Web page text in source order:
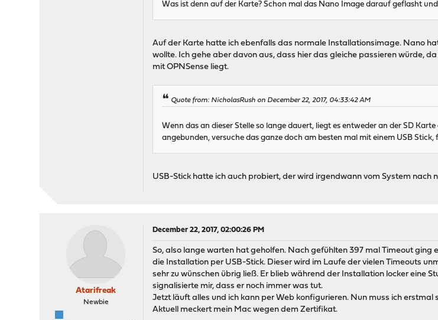
Was ist denn auf der Karte? Schon mal das Nano Image darauf geflasht
Auf der Karte hatte ich ebenfalls das normale Installationsimage. Nano
wollte. Ich gehe aber davon aus, dass hier das gleiche passieren würde,
mit OPNSense liegt.
Quote from: NicholasRush on December 22, 2017, 04:33:42 AM
Wenn das an dieser Stelle so lange dauert, liegt es entweder an der SD
angebunden, versuche das ganze doch am besten mal mit einem USB
USB-Stick hatte ich auch probiert, der wird irgendwann vom System nach
Atarifreak
Newbie
December 22, 2017, 02:00:26 PM
So, also lange warten hat geholfen. Nach gefühlten 397 mal Timeout
die Installation per USB-Stick. Dieser wird im Laufe der vielen Timeouts
sehr zu wünschen übrig ließ. Er blieb während der Installation locker eine
signalisierte mir, dass er noch immer was tut.
Jetzt läuft alles und ich kann per Web konfigurieren. Nun muss ich
Aktuell meckert mein Mac wegen dem Zertifikat.